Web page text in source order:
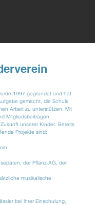
1997 gegründet und hat
gemacht, die Schule
Arbeit zu unterstützen. Mit
Mitgliedsbeiträgen
unserer Kinder. Bereits
Projekte sind:
der Pflanz-AG, der
musikalische
bei ihrer Einschulung,